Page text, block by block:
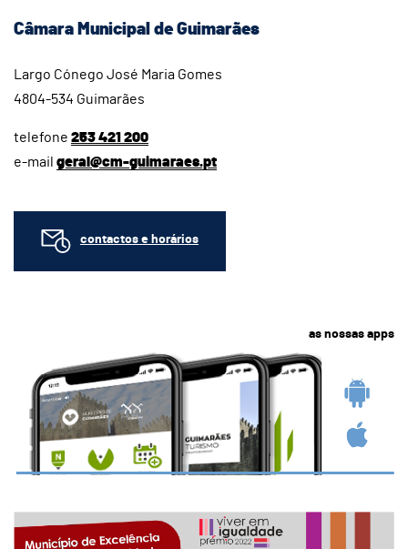
Câmara Municipal de Guimarães
Largo Cónego José Maria Gomes
4804-534 Guimarães
telefone 253 421 200
e-mail geral@cm-guimaraes.pt
contactos e horários
as nossas apps